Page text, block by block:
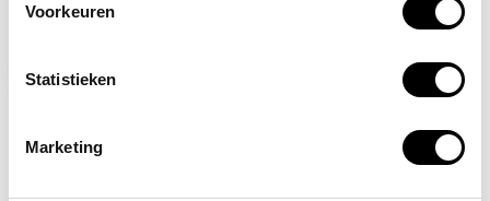
Voorkeuren
Statistieken
Marketing
rood